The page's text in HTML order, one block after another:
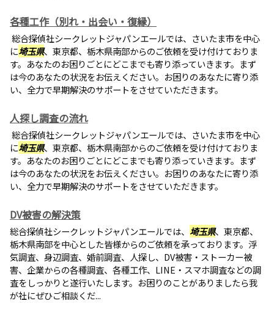
各種工作（別れ・出会い・復縁）
総合探偵社シークレットジャパンエールでは、さいたま市を中心
に埼玉県、東京都、栃木県南部からのご依頼を受け付けておりま
す。あなたのお困りごとにどこまでも寄り添っていきます。まず
は今のあなたの状況をお伝えください。お困りのあなたに寄り添
い、全力で早期解決のサポートをさせていただきます。
人探し調査の流れ
総合探偵社シークレットジャパンエールでは、さいたま市を中心
に埼玉県、東京都、栃木県南部からのご依頼を受け付けておりま
す。あなたのお困りごとにどこまでも寄り添っていきます。まず
は今のあなたの状況をお伝えください。お困りのあなたに寄り添
い、全力で早期解決のサポートをさせていただきます。
DV被害の解決策
総合探偵社シークレットジャパンエールでは、 埼玉県、東京都、
栃木県南部を中心とした皆様からのご依頼を承っております。浮
気調査、身辺調査、婚前調査、人探し、DV被害・ストーカー被
害、企業からの各種調査、各種工作、LINE・スマホ調査などの調
査をしっかりと遂行いたします。お困りのことがありましたら我
が社にぜひご相談くだ...